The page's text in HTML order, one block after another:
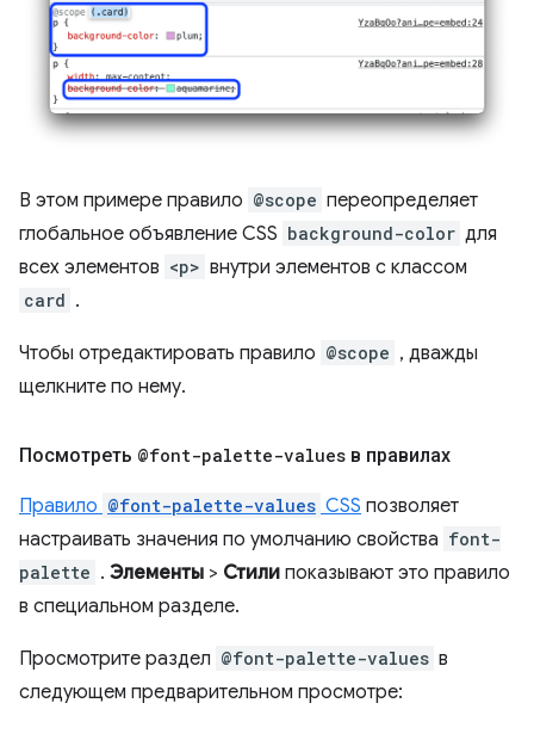
В этом примере правило @scope переопределяет
глобальное объявление CSS background-color для
всех элементов <p> внутри элементов с классом
card .
Чтобы отредактировать правило @scope , дважды
щелкните по нему.
Посмотреть @font-palette-values ​​в правилах
Правило @font-palette-values ​​CSS позволяет
настраивать значения по умолчанию свойства font-
palette . Элементы > Стили показывают это правило
в специальном разделе.
Просмотрите раздел @font-palette-values ​​в
следующем предварительном просмотре: